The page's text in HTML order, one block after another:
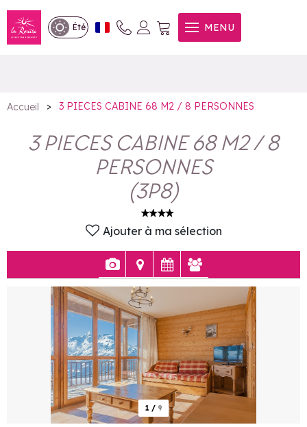
Été MENU
3 PIECES CABINE 68 M2 / 8
PERSONNES
Accueil > 3 PIECES CABINE 68 M2 / 8 PERSONNES
3 PIECES CABINE 68 M2 / 8
PERSONNES
(3P8)
Ajouter à ma sélection
1 / 9